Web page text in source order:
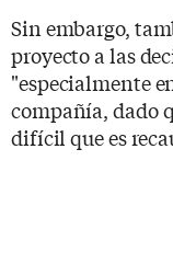
Sin embargo,
proyecto a las
"especialmente
compañía, dado
difícil que es